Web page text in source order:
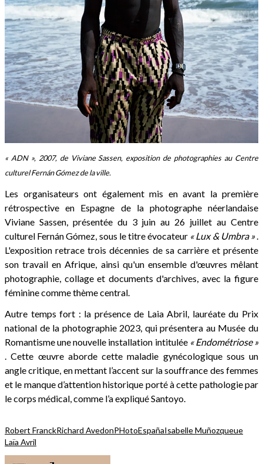
« ADN », 2007, de Viviane Sassen, exposition de photographies au Centre
culturel Fernán Gómez de la ville.
Les organisateurs ont également mis en avant la première
rétrospective en Espagne de la photographe néerlandaise
Viviane Sassen, présentée du 3 juin au 26 juillet au Centre
culturel Fernán Gómez, sous le titre évocateur « Lux & Umbra ».
L'exposition retrace trois décennies de sa carrière et présente
son travail en Afrique, ainsi qu'un ensemble d'œuvres mêlant
photographie, collage et documents d'archives, avec la figure
féminine comme thème central.
Autre temps fort : la présence de Laia Abril, lauréate du Prix
national de la photographie 2023, qui présentera au Musée du
Romantisme une nouvelle installation intitulée « Endométriose »
. Cette œuvre aborde cette maladie gynécologique sous un
angle critique, en mettant l’accent sur la souffrance des femmes
et le manque d’attention historique porté à cette pathologie par
le corps médical, comme l’a expliqué Santoyo.
Robert FranckRichard AvedonPHotoEspañaIsabelle Muñozqueue
Laïa Avril